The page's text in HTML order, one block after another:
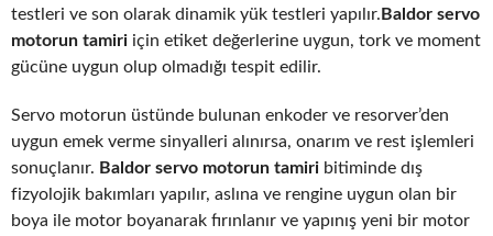
testleri ve son olarak dinamik yük testleri yapılır.Baldor servo
motorun tamiri için etiket değerlerine uygun, tork ve moment
gücüne uygun olup olmadığı tespit edilir.
Servo motorun üstünde bulunan enkoder ve resorver’den
uygun emek verme sinyalleri alınırsa, onarım ve rest işlemleri
sonuçlanır. Baldor servo motorun tamiri bitiminde dış
fizyolojik bakımları yapılır, aslına ve rengine uygun olan bir
boya ile motor boyanarak fırınlanır ve yapınış yeni bir motor